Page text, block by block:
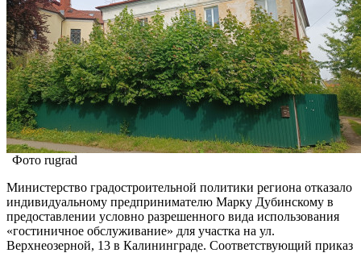
Фото rugrad
Министерство градостроительной политики региона отказало
индивидуальному предпринимателю Марку Дубинскому в
предоставлении условно разрешенного вида использования
«гостиничное обслуживание» для участка на ул.
Верхнеозерной, 13 в Калининграде. Соответствующий приказ